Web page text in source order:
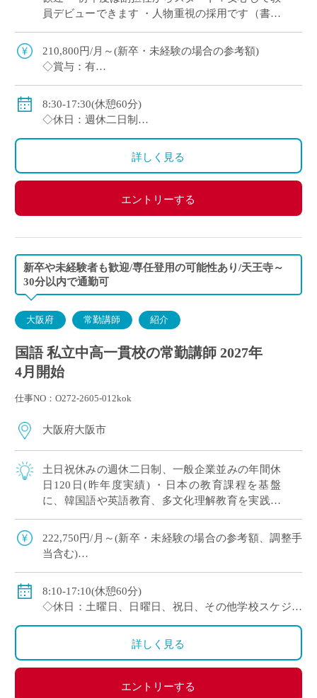
員デビューできます ・人物重視の採用です（書類
曜日＋日曜、祝日休み） ・2～3年後を […]
210,800円/月～(新卒・未経験の場合の参考額)
◇賞与：有
◇保険：私学共済、雇用保険、労災保険
8:30-17:30(休憩60分)
◇休日：週休二日制
日曜日、祝日、その他学校スケジュールによる
詳しく見る
エントリーする
新卒や未経験者も歓迎/専任登用の可能性あり/天王寺～
30分以内で通勤可
大阪府 常勤講師 紹介
国語 私立中高一貫校の常勤講師 2027年
4月開始
仕事NO：O272-2605-012kok
大阪府大阪市
土日祝休みの週休二日制、一般企業並みの年間休
日120日(昨年度実績) ・日本の教育課程を基盤
に、韓国語や英語教育、多文化理解教育を実践す
多様な文化や言語、価値観に触れられる教 […]
222,750円/月～(新卒・未経験の場合の参考額、調整手
当含む)
場合337,700円/月
◇賞与：有(約3.5ヶ月分 ※初年度のみ1.5ヶ月分)
◇手当：家族手当、担任手当、部活手当など
8:10-17:10(休憩60分)
◇休日：土曜日、日曜日、祝日、その他学校スケジュ
※昨年度実績：年間休日120日
詳しく見る
エントリーする